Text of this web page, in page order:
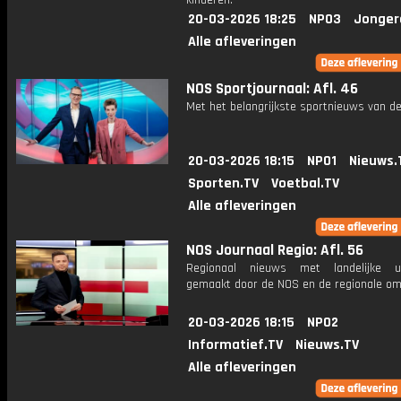
20-03-2026 18:25 NPO3
Alle afleveringen
NOS Sportjournaal: Afl. 46
Met het belangrijkste sportnieuws van
20-03-2026 18:15 NPO1
Sporten.TV
Voetbal.TV
Alle afleveringen
NOS Journaal Regio: Afl. 56
Regionaal nieuws met landelijke
gemaakt door de NOS en de regionale
20-03-2026 18:15
NPO2
Informatief.TV
Nieuws.TV
Alle afleveringen